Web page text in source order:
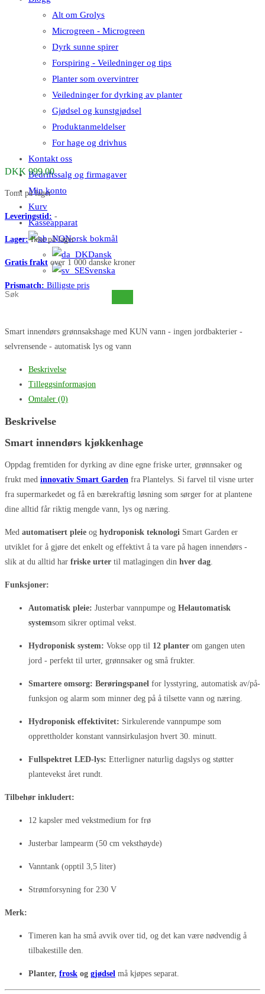
Alt om Grolys
Microgreen - Microgreen
Dyrk sunne spirer
Forspiring - Veiledninger og tips
Planter som overvintrer
Veiledninger for dyrking av planter
Gjødsel og kunstgjødsel
Produktanmeldelser
For hage og drivhus
Kontakt oss
Bedriftssalg og firmagaver
Min konto
Kurv
Kasseapparat
Norsk bokmål
Dansk
Svenska
Søk
DKK 999,00
Tomt på lager
Leveringstid: -
Lager:Ikke på lager
Gratis frakt over 1 000 danske kroner
Prismatch: Billigste pris
Smart innendørs grønnsakshage med KUN vann - ingen jordbakterier -
selvrensende - automatisk lys og vann
Beskrivelse
Tilleggsinformasjon
Omtaler (0)
Beskrivelse
Smart innendørs kjøkkenhage
Oppdag fremtiden for dyrking av dine egne friske urter, grønnsaker og
frukt med innovativ Smart Garden fra Plantelys. Si farvel til visne urter
fra supermarkedet og få en bærekraftig løsning som sørger for at plantene
dine alltid får riktig mengde vann, lys og næring.
Med automatisert pleie og hydroponisk teknologi Smart Garden er
utviklet for å gjøre det enkelt og effektivt å ta vare på hagen innendørs -
slik at du alltid har friske urter til matlagingen din hver dag.
Funksjoner:
Automatisk pleie: Justerbar vannpumpe og Helautomatisk
systemsom sikrer optimal vekst.
Hydroponisk system: Vokse opp til 12 planter om gangen uten
jord - perfekt til urter, grønnsaker og små frukter.
Smartere omsorg: Berøringspanel for lysstyring, automatisk av/på-
funksjon og alarm som minner deg på å tilsette vann og næring.
Hydroponisk effektivitet: Sirkulerende vannpumpe som
opprettholder konstant vannsirkulasjon hvert 30. minutt.
Fullspektret LED-lys: Etterligner naturlig dagslys og støtter
plantevekst året rundt.
Tilbehør inkludert:
12 kapsler med vekstmedium for frø
Justerbar lampearm (50 cm veksthøyde)
Vanntank (opptil 3,5 liter)
Strømforsyning for 230 V
Merk:
Timeren kan ha små avvik over tid, og det kan være nødvendig å
tilbakestille den.
Planter, frosk og gjødsel må kjøpes separat.